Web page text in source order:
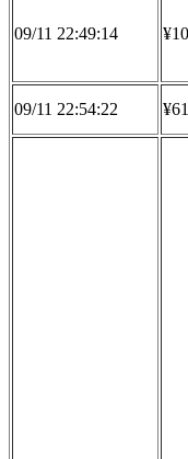
09/11 22:49:14
09/11 22:54:22